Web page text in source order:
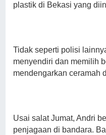
plastik di Bekasi yang
Tidak seperti polisi
menyendiri dan memilih
mendengarkan ceramah
Usai salat Jumat, Andri
penjagaan di bandara.